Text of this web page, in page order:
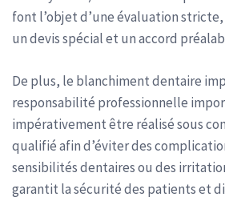
font l’objet d’une évaluation stricte,
un devis spécial et un accord
De plus, le blanchiment dentaire
responsabilité professionnelle
impérativement être réalisé sous
qualifié afin d’éviter des
sensibilités dentaires ou des
garantit la sécurité des patients et